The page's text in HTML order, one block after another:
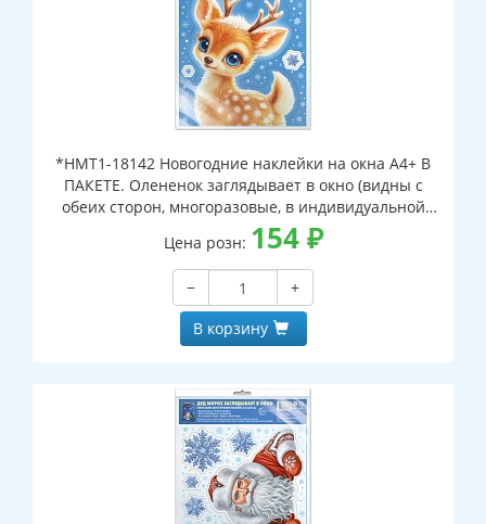
*НМТ1-18142 Новогодние наклейки на окна А4+ В
ПАКЕТЕ. Олененок заглядывает в окно (видны с
обеих сторон, многоразовые, в индивидуальной
упаковке, с европодвесом и клеевым клапаном)
Цена розн: 154₽
−
+
В корзину